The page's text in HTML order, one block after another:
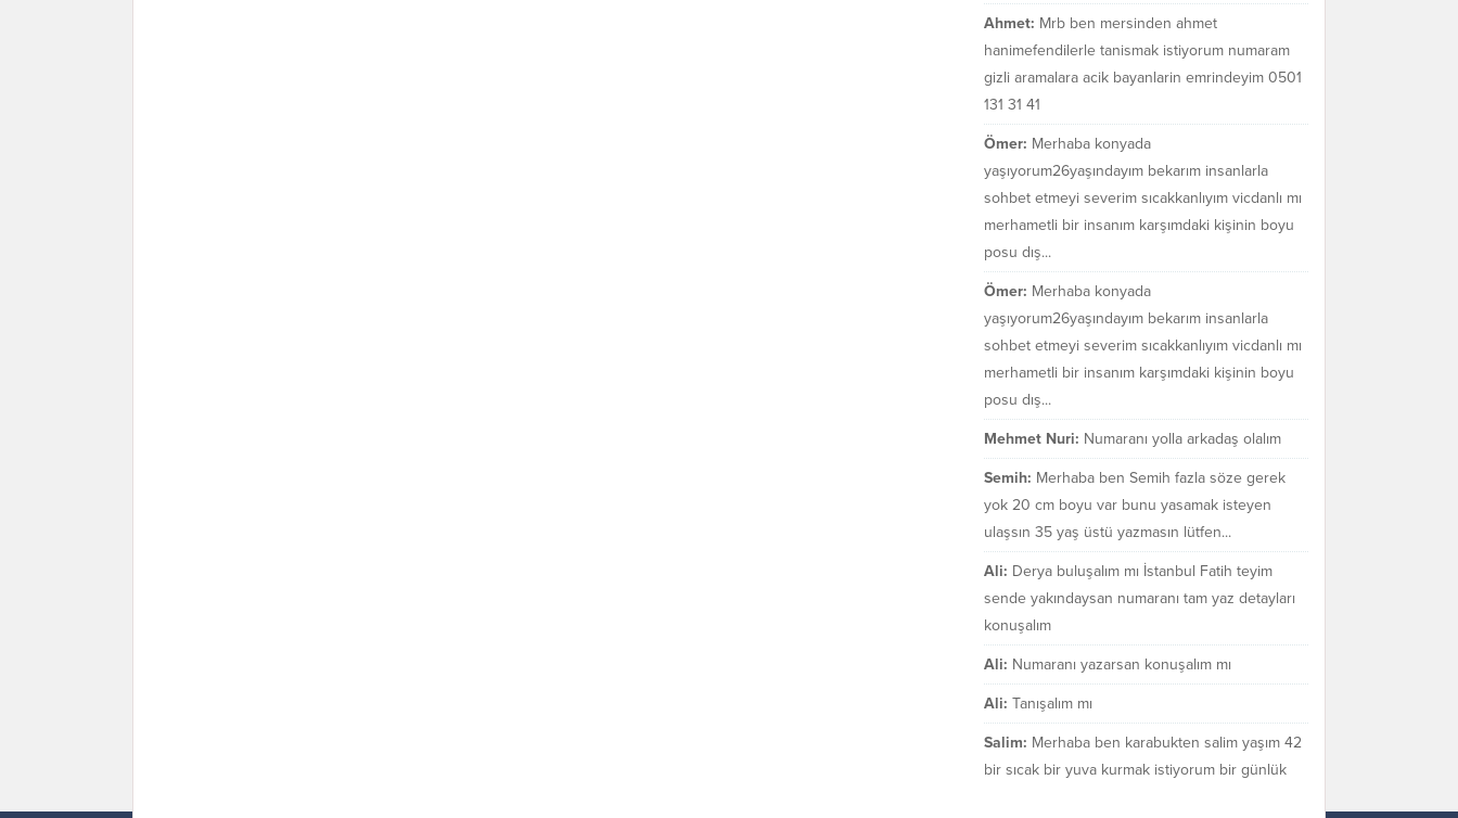
Ahmet: Mrb ben mersinden ahmet
hanimefendilerle tanismak istiyorum numaram
gizli aramalara acik bayanlarin emrindeyim 0501
131 31 41
Ömer: Merhaba konyada
yaşıyorum26yaşındayım bekarım insanlarla
sohbet etmeyi severim sıcakkanlıyım vicdanlı mı
merhametli bir insanım karşımdaki kişinin boyu
posu dış...
Ömer: Merhaba konyada
yaşıyorum26yaşındayım bekarım insanlarla
sohbet etmeyi severim sıcakkanlıyım vicdanlı mı
merhametli bir insanım karşımdaki kişinin boyu
posu dış...
Mehmet Nuri: Numaranı yolla arkadaş olalım
Semih: Merhaba ben Semih fazla söze gerek
yok 20 cm boyu var bunu yasamak isteyen
ulaşsın 35 yaş üstü yazmasın lütfen...
Ali: Derya buluşalım mı İstanbul Fatih teyim
sende yakındaysan numaranı tam yaz detayları
konuşalım
Ali: Numaranı yazarsan konuşalım mı
Ali: Tanışalım mı
Salim: Merhaba ben karabukten salim yaşım 42
bir sıcak bir yuva kurmak istiyorum bir günlük